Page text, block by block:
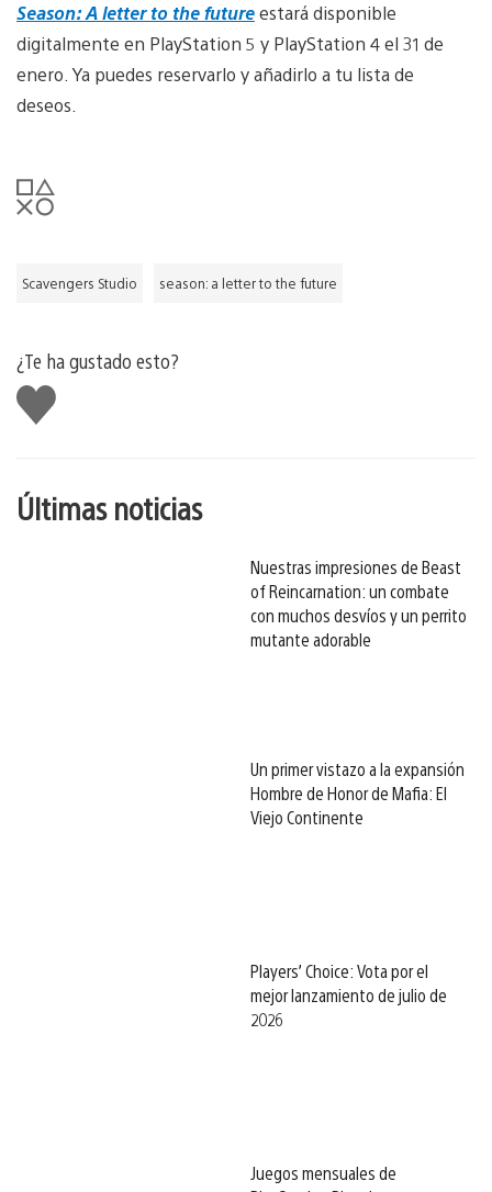
Season: A letter to the futureestará disponible
digitalmente en PlayStation 5 y PlayStation 4 el 31 de
enero. Ya puedes reservarlo y añadirlo a tu lista de
deseos.
Scavengers Studio season: a letter to the future
¿Te ha gustado esto?
Me
gusta
esto
Últimas noticias
Nuestras impresiones de Beast
of Reincarnation: un combate
con muchos desvíos y un perrito
mutante adorable
Un primer vistazo a la expansión
Hombre de Honor de Mafia: El
Viejo Continente
Players’ Choice: Vota por el
mejor lanzamiento de julio de
2026
Juegos mensuales de